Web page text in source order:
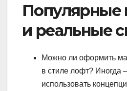
Популярные
и реальные
Можно ли оформить
в стиле лофт? Иногда
использовать